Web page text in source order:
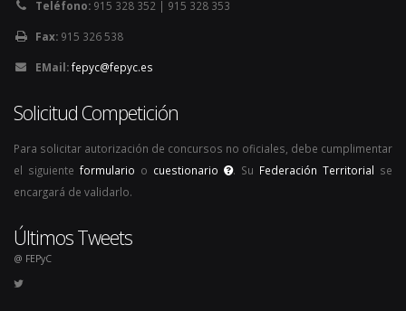
Teléfono: 915 328 352 | 915 328 353
Fax: 915 326 538
EMail:fepyc@fepyc.es
Solicitud Competición
Para solicitar autorización de concursos no oficiales, debe cumplimentar
el siguiente formulario o cuestionario . Su Federación Territorial se
encargará de validarlo.
Últimos Tweets
@ FEPyC